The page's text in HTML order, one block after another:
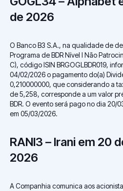
de 2026
O Banco B3 S.A., na qualidade de
Programa de BDR Nível I Não
C), código ISIN BRGOGLBDR019,
04/02/2026 o pagamento do(a)
0,210000000, que considerando a
de 5,258, corresponde a um valor
BDR. O evento será pago no dia 20/
em 05/03/2026.
RANI3 – Irani em 20
2026
A Companhia comunica aos